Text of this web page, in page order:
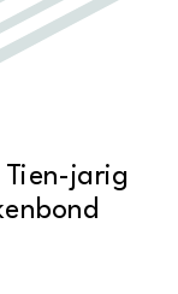
Tien-jarig